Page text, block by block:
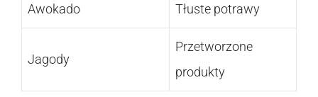
Awokado Tłuste potrawy
Jagody
Przetworzone
produkty